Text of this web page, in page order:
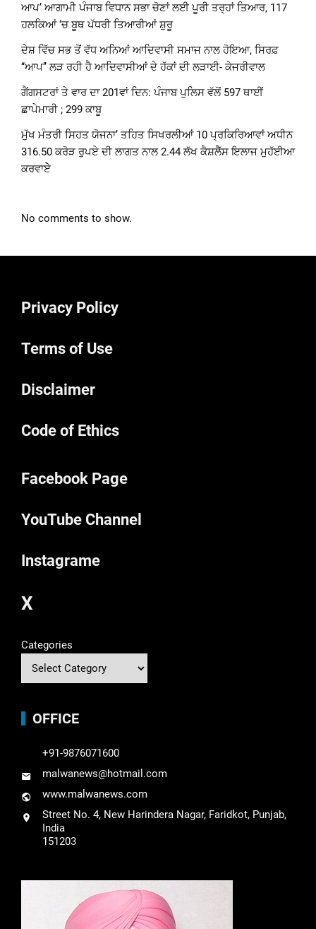
ਆਪ’ ਆਗਾਮੀ ਪੰਜਾਬ ਵਿਧਾਨ ਸਭਾ ਚੋਣਾਂ ਲਈ ਪੂਰੀ ਤਰ੍ਹਾਂ ਤਿਆਰ, 117
ਹਲਕਿਆਂ ‘ਚ ਬੂਥ ਪੱਧਰੀ ਤਿਆਰੀਆਂ ਸ਼ੁਰੂ
ਦੇਸ਼ ਵਿੱਚ ਸਭ ਤੋਂ ਵੱਧ ਅਨਿਆਂ ਆਦਿਵਾਸੀ ਸਮਾਜ ਨਾਲ ਹੋਇਆ, ਸਿਰਫ਼
‘‘ਆਪ’’ ਲੜ ਰਹੀ ਹੈ ਆਦਿਵਾਸੀਆਂ ਦੇ ਹੱਕਾਂ ਦੀ ਲੜਾਈ- ਕੇਜਰੀਵਾਲ
ਗੈਂਗਸਟਰਾਂ ਤੇ ਵਾਰ ਦਾ 201ਵਾਂ ਦਿਨ: ਪੰਜਾਬ ਪੁਲਿਸ ਵੱਲੋਂ 597 ਥਾਈਂ
ਛਾਪੇਮਾਰੀ ; 299 ਕਾਬੂ
ਮੁੱਖ ਮੰਤਰੀ ਸਿਹਤ ਯੋਜਨਾ’ ਤਹਿਤ ਸਿਖਰਲੀਆਂ 10 ਪ੍ਰਕਿਰਿਆਵਾਂ ਅਧੀਨ
316.50 ਕਰੋੜ ਰੁਪਏ ਦੀ ਲਾਗਤ ਨਾਲ 2.44 ਲੱਖ ਕੈਸ਼ਲੈੱਸ ਇਲਾਜ ਮੁਹੱਈਆ
ਕਰਵਾਏੇ
No comments to show.
Privacy Policy
Terms of Use
Disclaimer
Code of Ethics
Facebook Page
YouTube Channel
Instagrame
X
Categories
OFFICE
+91-9876071600
malwanews@hotmail.com
www.malwanews.com
Street No. 4, New Harindera Nagar, Faridkot, Punjab,
India
151203